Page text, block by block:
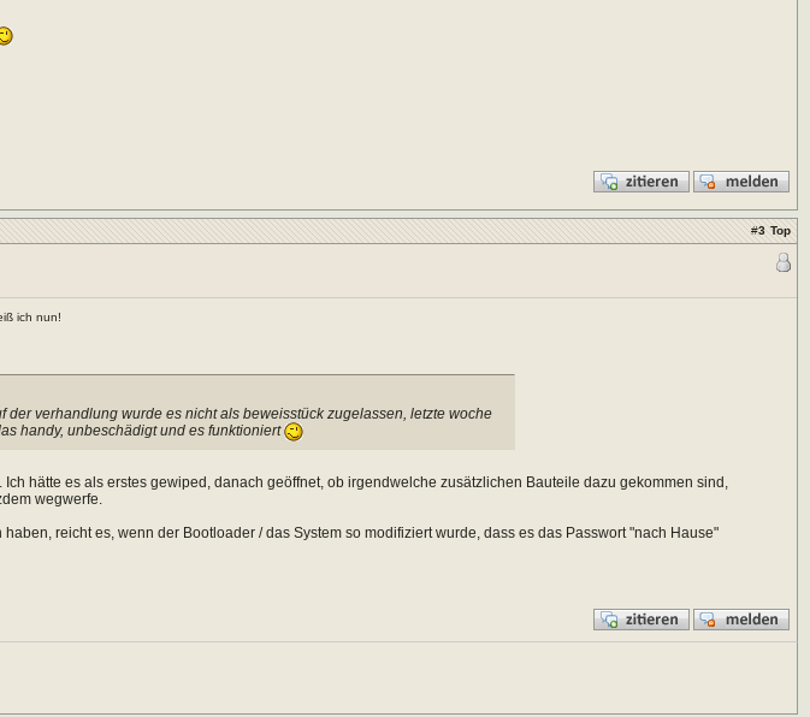
#3 Top
ich nun!
der verhandlung wurde es nicht als beweisstück zugelassen, letzte woche
handy, unbeschädigt und es funktioniert
hätte es als erstes gewiped, danach geöffnet, ob irgendwelche zusätzlichen Bauteile dazu gekommen sind,
wegwerfe.
reicht es, wenn der Bootloader / das System so modifiziert wurde, dass es das Passwort "nach Hause"